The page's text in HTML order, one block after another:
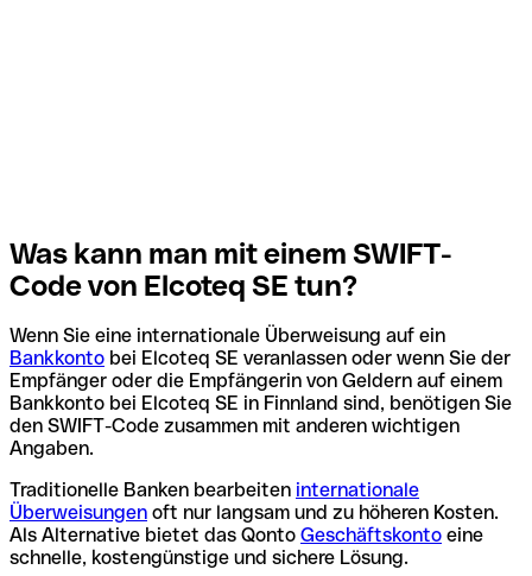
Was kann man mit einem SWIFT-
Code von Elcoteq SE tun?
Wenn Sie eine internationale Überweisung auf ein
Bankkonto bei Elcoteq SE veranlassen oder wenn Sie der
Empfänger oder die Empfängerin von Geldern auf einem
Bankkonto bei Elcoteq SE in Finnland sind, benötigen Sie
den SWIFT-Code zusammen mit anderen wichtigen
Angaben.
Traditionelle Banken bearbeiten internationale
Überweisungen oft nur langsam und zu höheren Kosten.
Als Alternative bietet das Qonto Geschäftskonto eine
schnelle, kostengünstige und sichere Lösung.